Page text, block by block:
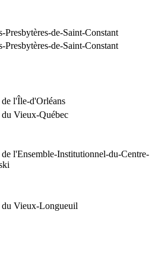
Presbytères-de-Saint-Constant
Presbytères-de-Saint-Constant
l'Île-d'Orléans
Vieux-Québec
l'Ensemble-Institutionnel-du-Centre-
du Vieux-Longueuil